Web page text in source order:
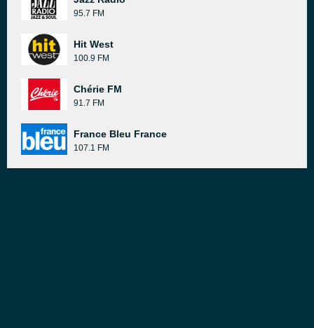
95.7 FM
Hit West
100.9 FM
Chérie FM
91.7 FM
France Bleu France
107.1 FM